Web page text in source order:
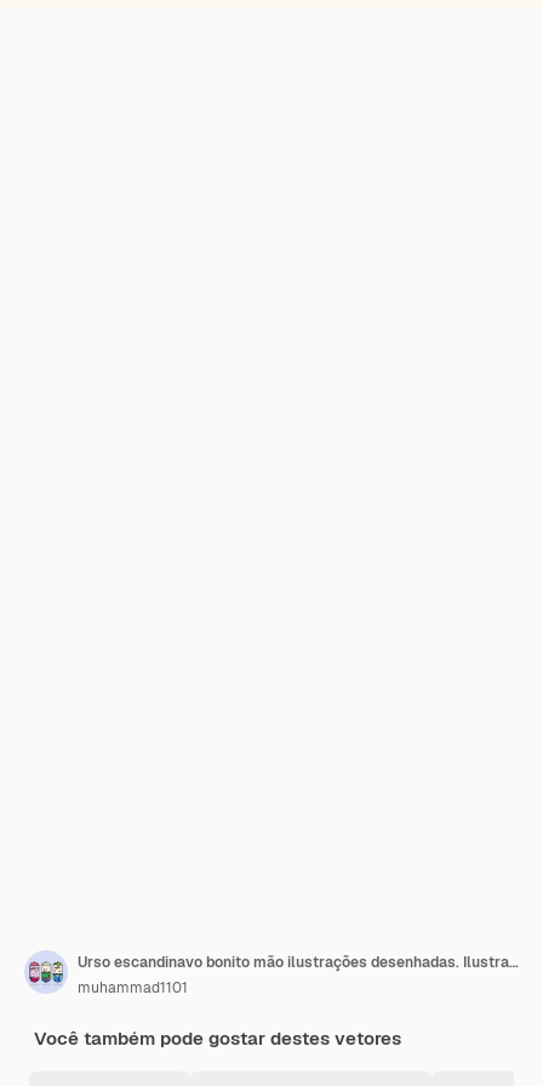
Urso escandinavo bonito mão ilustrações desenhadas. Ilustração de urso em estilo nórdico
muhammad1101
Você também pode gostar destes vetores